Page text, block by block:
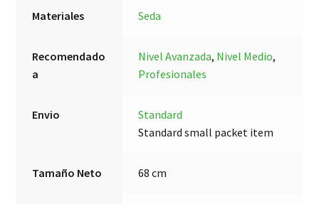
Materiales Seda
Recomendado
a
Nivel Avanzada, Nivel Medio,
Profesionales
Envio
Standard
Standard small packet item
Tamaño Neto 68 cm